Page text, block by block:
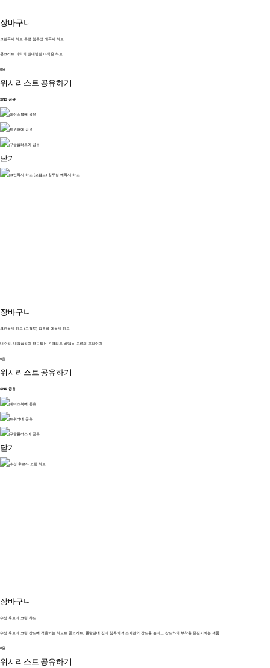
장바구니
크린폭시 하도 투명 침투성 에폭시 하도
콘크리트 바닥의 실내방진 바닥용 하도
0원
위시리스트 공유하기
SNS 공유
닫기
장바구니
크린폭시 하도 (고점도) 침투성 에폭시 하도
내수성, 내약품성이 요구되는 콘크리트 바닥용 도료의 프라이마
0원
위시리스트 공유하기
SNS 공유
닫기
장바구니
수성 후로아 코팅 하도
수성 후로아 코팅 상도에 적용되는 하도로 콘크리트, 몰탈면에 깊이 침투되어 소지면의 강도를 높이고 상도와의 부착을 증진시키는 제품
0원
위시리스트 공유하기